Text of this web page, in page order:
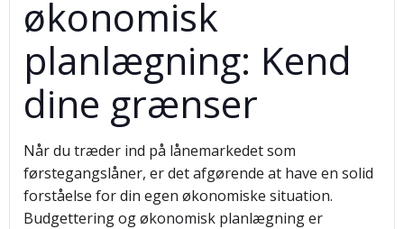
økonomisk
planlægning: Kend
dine grænser
Når du træder ind på lånemarkedet som
førstegangslåner, er det afgørende at have en solid
forståelse for din egen økonomiske situation.
Budgettering og økonomisk planlægning er